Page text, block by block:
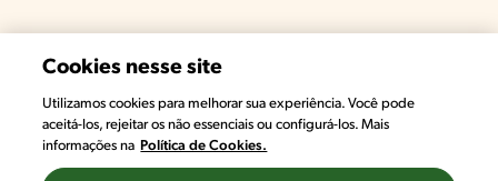
Cookies nesse site
Utilizamos cookies para melhorar sua experiência. Você pode
aceitá-los, rejeitar os não essenciais ou configurá-los. Mais
informações na Política de Cookies.